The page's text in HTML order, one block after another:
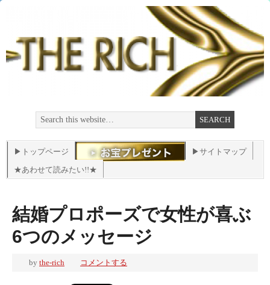
▶トップページ
▶サイトマップ
★あわせて読みたい!!★
結婚プロポーズで女性が喜ぶ
6つのメッセージ
by the-rich コメントする